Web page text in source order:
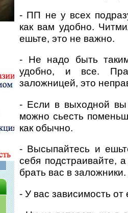
- ПП не у всех
как вам удобно.
ешьте, это не важно.
- Не надо быть
удобно, и все.
заложницей, это
- Если в выходной вы
можно сьесть
как обычно.
- Высыпайтесь и
себя подстраивайте,
брать вас в заложники.
- У вас зависимость